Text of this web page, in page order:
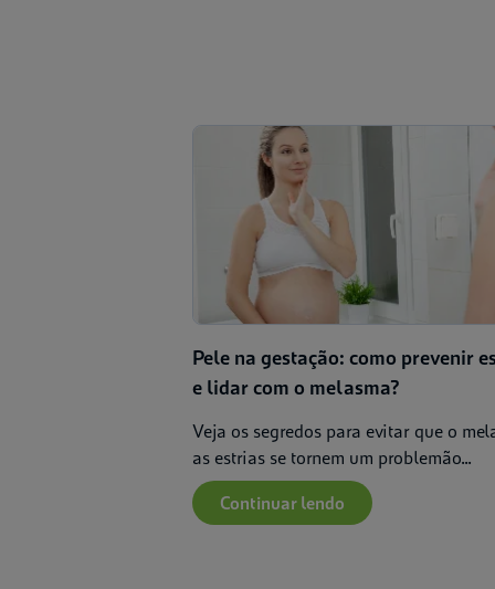
Pele na gestação: como prevenir
e lidar com o melasma?
Veja os segredos para evitar que o
as estrias se tornem um problemão...
Continuar lendo